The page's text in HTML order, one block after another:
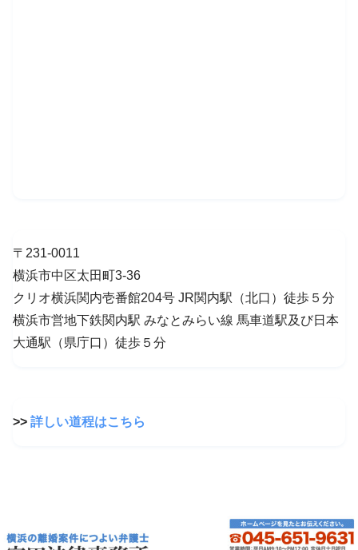
〒231-0011
横浜市中区太田町3-36
クリオ横浜関内壱番館204号 JR関内駅（北口）徒歩５分
横浜市営地下鉄関内駅 みなとみらい線 馬車道駅及び日本
大通駅（県庁口）徒歩５分
>> 詳しい道程はこちら